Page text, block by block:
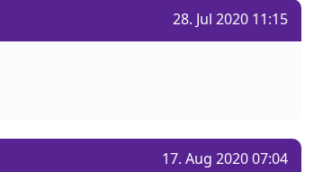
28. Jul 2020 11:15
17. Aug 2020 07:04